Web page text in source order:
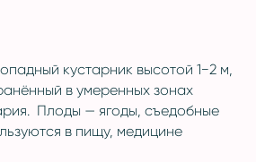
кустарник высотой 1−2 м,
в умеренных зонах
Плоды — ягоды, съедобные
в пищу, медицине